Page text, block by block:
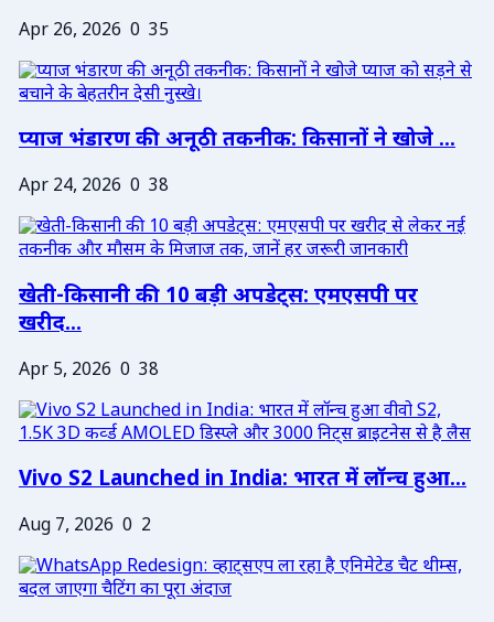
Apr 26, 2026 0 35
प्याज भंडारण की अनूठी तकनीक: किसानों ने खोजे ...
Apr 24, 2026 0 38
खेती-किसानी की 10 बड़ी अपडेट्स: एमएसपी पर
खरीद...
Apr 5, 2026 0 38
Vivo S2 Launched in India: भारत में लॉन्च हुआ...
Aug 7, 2026 0 2